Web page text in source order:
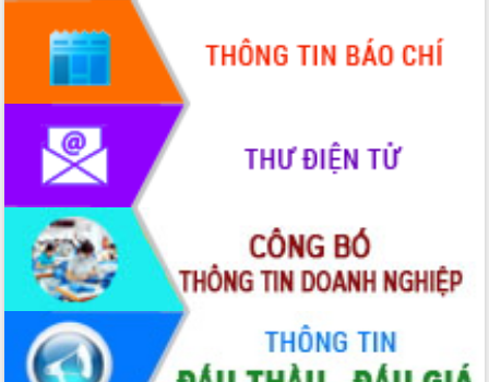
Đảm bảo cuộc bầu cử đại biểu Quốc
hội và đại biểu HĐND các cấp diễn ra
an toàn, hiệu quả, đúng quy định
Thủ tướng Chính phủ Phạm Minh Chính
kiểm tra, chỉ đạo hoàn thành các dự
án cao tốc và thăm khu tái định cư tại
Đắk Lắk
Sôi nổi Hội đua ngựa truyền thống Gò
Thì Thùng mừng Xuân Bính Ngọ 2026
Lãnh đạo tỉnh dâng hương tưởng niệm
tại Đập Đồng Cam đầu Xuân Bính Ngọ
Ngành nông nghiệp phấn đấu tăng
trưởng đạt 5,86% trong năm 2026
UBND tỉnh Đắk Lắk triển khai công tác
quốc phòng, quân sự địa phương năm
2026